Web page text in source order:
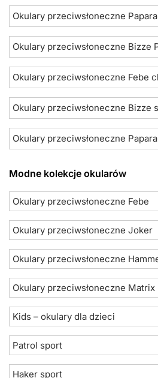
Okulary przeciwsłoneczne
Okulary przeciwsłoneczne Bizze
Okulary przeciwsłoneczne Febe
Okulary przeciwsłoneczne Bizze
Okulary przeciwsłoneczne
Modne kolekcje okularów
Okulary przeciwsłoneczne Febe
Okulary przeciwsłoneczne Joker
Okulary przeciwsłoneczne
Okulary przeciwsłoneczne Matrix
Kids – okulary dla dzieci
Patrol sport
Haker sport